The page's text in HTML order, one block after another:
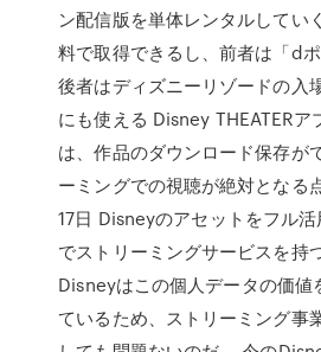
ン配信版を単体レンタルしてい
料で取得できるし、前者は「dポ
後者はディズニーリゾードの入
にも使える Disney THEATERア
は、作品のダウンロード保存が
ーミングでの視聴が絶対となる
17日 Disneyのアセットをフル
でストリーミングサービスを持
Disneyはこの個人データの価値
ているため、ストリーミング事